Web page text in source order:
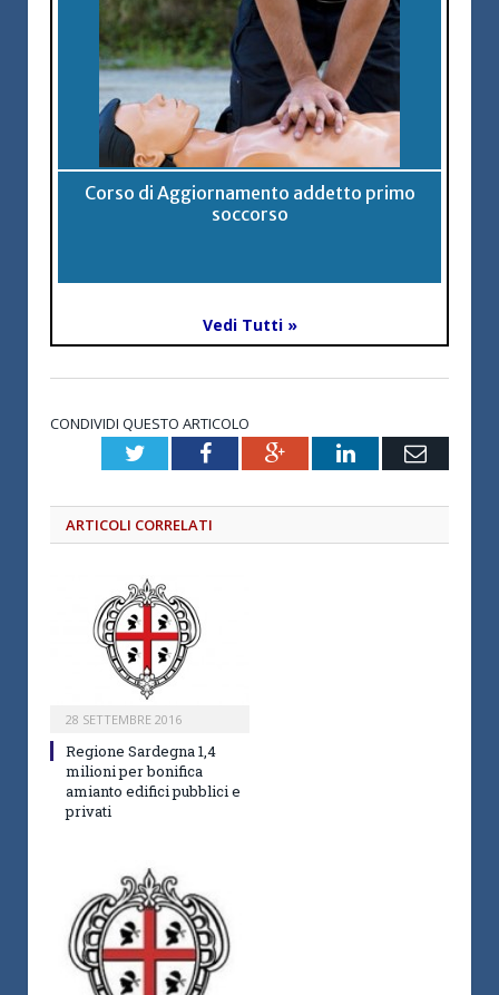
Corso di Aggiornamento addetto primo
soccorso
Vedi Tutti »
CONDIVIDI QUESTO ARTICOLO
TwitterFacebookGoogle+LinkedInEmail
ARTICOLI CORRELATI
28 SETTEMBRE 2016
Regione Sardegna 1,4
milioni per bonifica
amianto edifici pubblici e
privati